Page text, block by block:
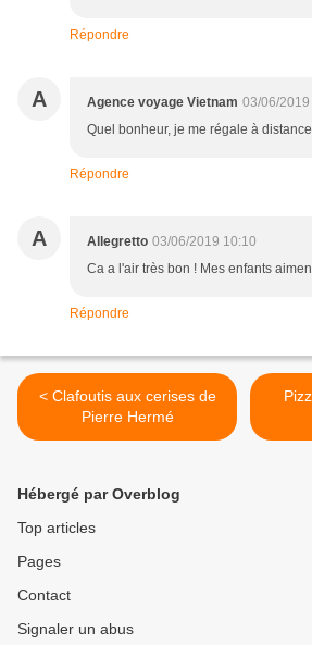
Répondre
A Agence voyage Vietnam 03/06/2019
Quel bonheur, je me régale à
Répondre
A Allegretto 03/06/2019 10:10
Ca a l'air très bon ! Mes enfants
Répondre
< Clafoutis aux cerises de
Pierre Hermé
Hébergé par Overblog
Top articles
Pages
Contact
Signaler un abus